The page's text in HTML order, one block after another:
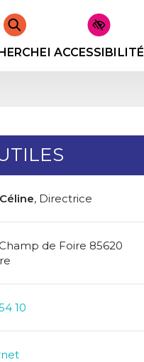
ACCESSIBILITÉ
, Directrice
de Foire 85620
10